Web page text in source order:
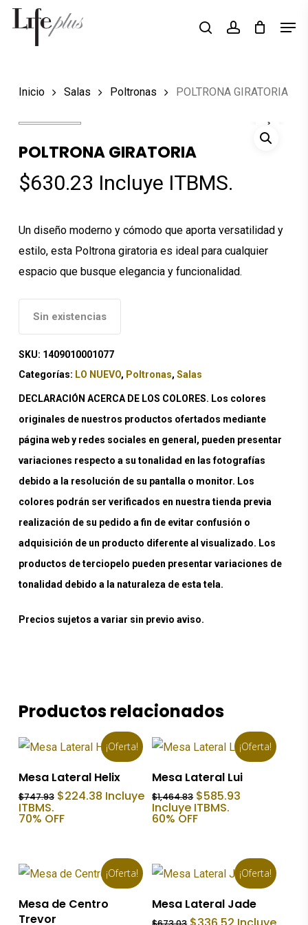
Skip
Búsqueda
productos
searchaccount
Inicio Salas Poltronas POLTRONA GIRATORIA
POLTRONA GIRATORIA
$630.23 Incluye ITBMS.
Un diseño moderno y cómodo que aporta versatilidad y
estilo, esta Poltrona giratoria es ideal para cualquier
espacio que busque elegancia y funcionalidad.
Sin existencias
SKU: 1409010001077
Categorías: LO NUEVO, Poltronas, Salas
DECLARACIÓN ACERCA DE LOS COLORES. Los colores
originales de nuestros productos ofertados mediante
página web y redes sociales en general, pueden presentar
variaciones respecto a su tonalidad en las fotografías
debido a la resolución de su pantalla o monitor. Los
colores podrán ser verificados en nuestra tienda previa
realización de su pedido a fin de evitar confusión o
adquisición de un producto diferente al visualizado. Los
productos de terciopelo pueden presentar variaciones de
tonalidad debido a la naturaleza de esta tela.
Precios sujetos a variar sin previo aviso.
Productos relacionados
¡Oferta!
Añadir Al Carrito
Mesa Lateral Helix
$747.93 El
original
$224.38El
precio
Incluye
ITBMS.
70% OFF
¡Oferta!
Añadir Al Carrito
Mesa Lateral Lui
$1,464.83 El
precio
original
$585.93
Incluye ITBMS.
60% OFF
¡Oferta!
Añadir Al Carrito
Mesa de Centro
Trevor
¡Oferta!
Añadir Al Carrito
Mesa Lateral Jade